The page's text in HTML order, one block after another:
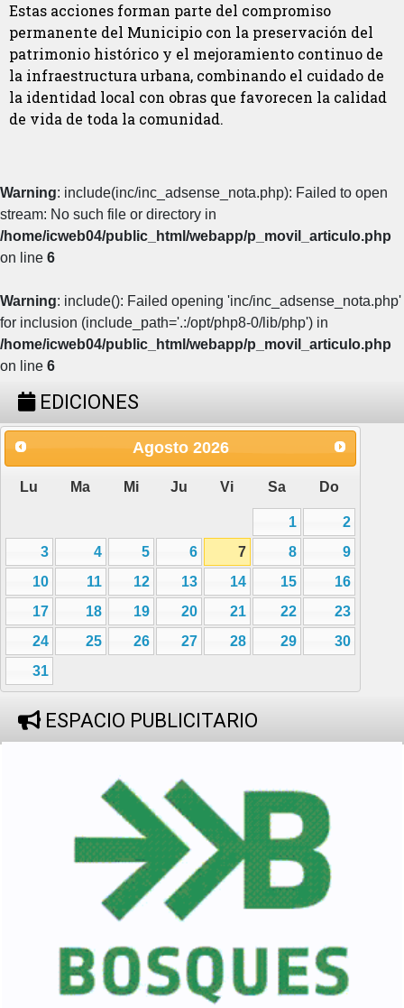
Estas acciones forman parte del compromiso
permanente del Municipio con la preservación del
patrimonio histórico y el mejoramiento continuo de
la infraestructura urbana, combinando el cuidado de
la identidad local con obras que favorecen la calidad
de vida de toda la comunidad.
Warning: include(inc/inc_adsense_nota.php): Failed to open
stream: No such file or directory in
/home/icweb04/public_html/webapp/p_movil_articulo.php
on line 6
Warning: include(): Failed opening 'inc/inc_adsense_nota.php'
for inclusion (include_path='.:/opt/php8-0/lib/php') in
/home/icweb04/public_html/webapp/p_movil_articulo.php
on line 6
EDICIONES
Agosto 2026
Lu Ma Mi Ju Vi Sa Do
1
2
3
4 5 6 7 8
9
10
11 12 13 14 15
16
17
18 19 20 21 22
23
24
25 26 27 28 29
30
31
ESPACIO PUBLICITARIO